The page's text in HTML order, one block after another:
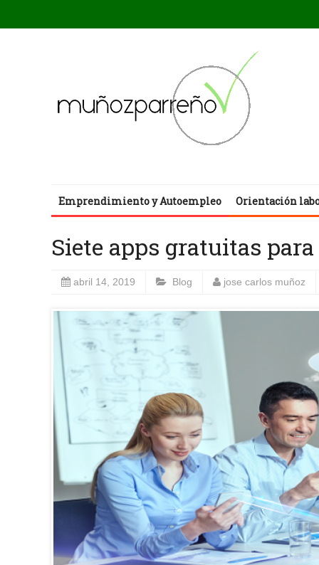
Emprendimiento y Autoempleo Orientación
Siete apps gratuitas
abril 14, 2019 Blog jose carlos muñoz